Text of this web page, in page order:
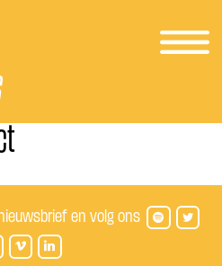
en volg ons